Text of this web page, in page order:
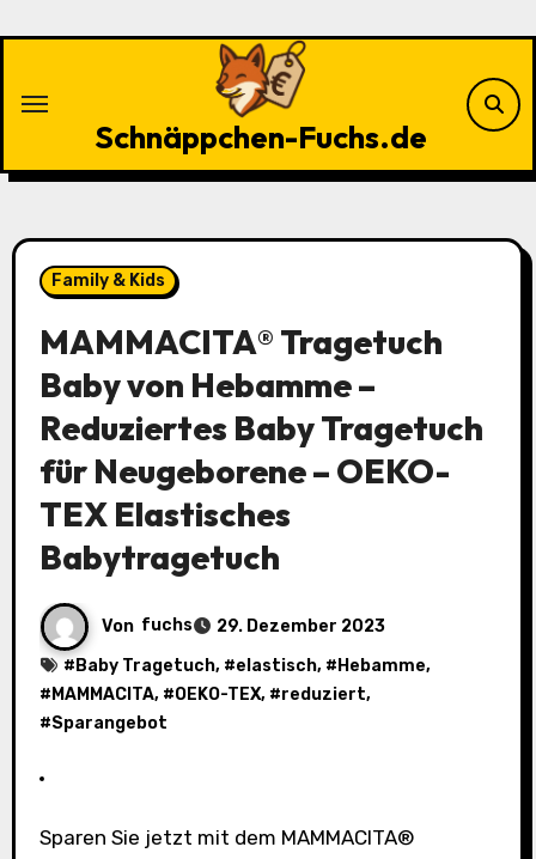
Schnäppchen-Fuchs.de
Family & Kids
MAMMACITA® Tragetuch
Baby von Hebamme –
Reduziertes Baby Tragetuch
für Neugeborene – OEKO-
TEX Elastisches
Babytragetuch
Von fuchs
29. Dezember 2023
# Baby Tragetuch, #elastisch, # Hebamme,
# MAMMACITA, #OEKO-TEX, #reduziert,
#Sparangebot
Sparen Sie jetzt mit dem MAMMACITA®